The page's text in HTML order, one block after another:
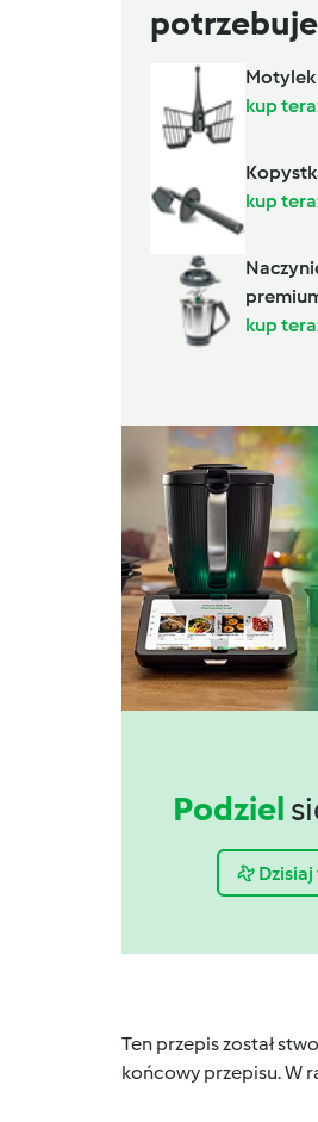
Motylek
kup
kup
kup
Podziel
Ten przepis został
końcowy przepisu. W